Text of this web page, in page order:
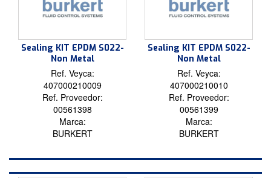
Sealing KIT EPDM S022-
Non Metal
Ref. Veyca:
407000210009
Ref. Proveedor:
00561398
Marca:
BURKERT
Sealing KIT EPDM S022-
Non Metal
Ref. Veyca:
407000210010
Ref. Proveedor:
00561399
Marca:
BURKERT